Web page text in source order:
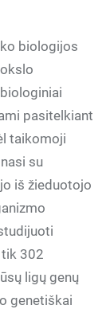
biologijos
pasitelkiant
taikomoji
su
iš žieduotojo
302
ligų genų
genetiškai